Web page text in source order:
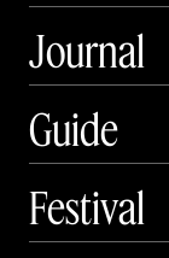
Journal
Guide
Festival